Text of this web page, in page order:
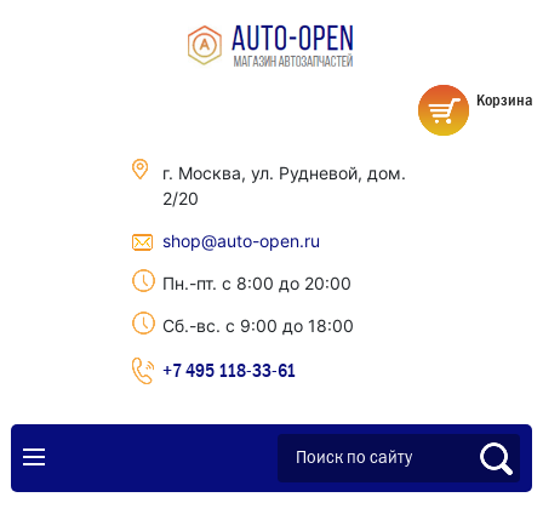
г. Москва, ул. Рудневой, дом.
2/20
shop@auto-open.ru
Пн.-пт. с 8:00 до 20:00
Сб.-вс. с 9:00 до 18:00
+7 495 118-33-61
Корзина